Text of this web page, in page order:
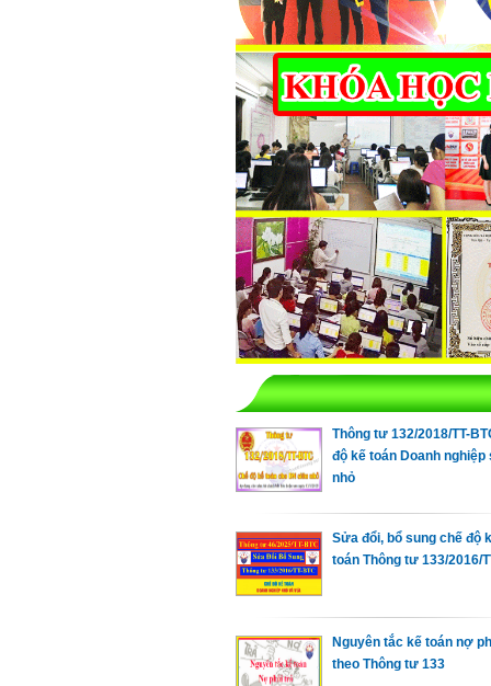
Thông tư 132/2018/TT-
độ kế toán Doanh nghiệp
nhỏ
Sửa đổi, bổ sung chế độ
toán Thông tư 133/2016/
Nguyên tắc kế toán nợ
theo Thông tư 133